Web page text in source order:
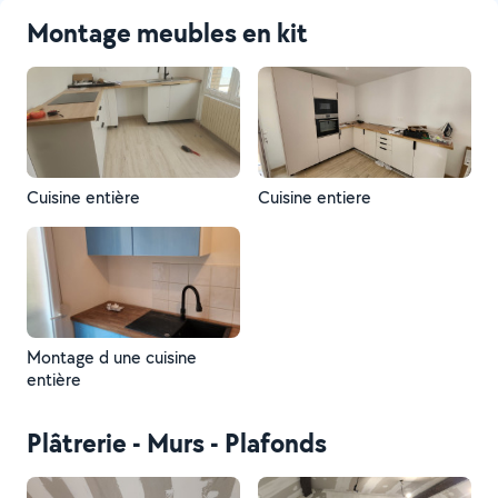
Montage meubles en kit
Cuisine entière Cuisine entiere
Montage d une cuisine
entière
Plâtrerie - Murs - Plafonds